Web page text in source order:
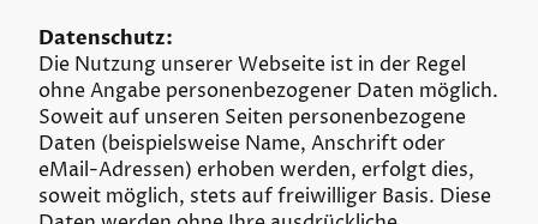
Datenschutz:
Die Nutzung unserer Webseite ist in der Regel
ohne Angabe personenbezogener Daten möglich.
Soweit auf unseren Seiten personenbezogene
Daten (beispielsweise Name, Anschrift oder
eMail-Adressen) erhoben werden, erfolgt dies,
soweit möglich, stets auf freiwilliger Basis. Diese